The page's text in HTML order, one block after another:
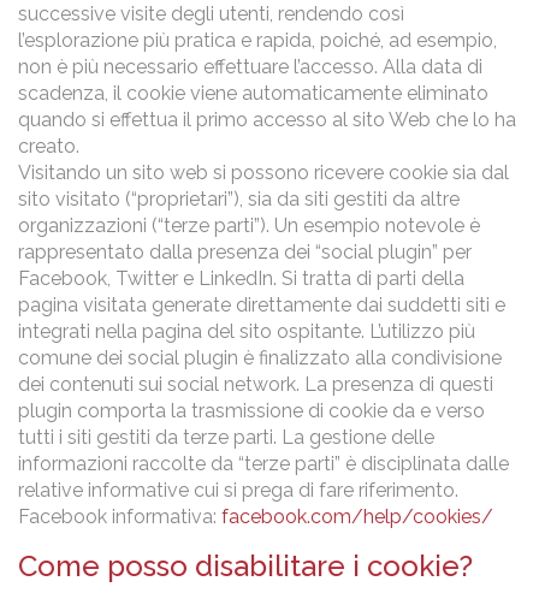
successive visite degli utenti, rendendo così
l’esplorazione più pratica e rapida, poiché, ad esempio,
non è più necessario effettuare l’accesso. Alla data di
scadenza, il cookie viene automaticamente eliminato
quando si effettua il primo accesso al sito Web che lo ha
creato.
Visitando un sito web si possono ricevere cookie sia dal
sito visitato (“proprietari”), sia da siti gestiti da altre
organizzazioni (“terze parti”). Un esempio notevole è
rappresentato dalla presenza dei “social plugin” per
Facebook, Twitter e LinkedIn. Si tratta di parti della
pagina visitata generate direttamente dai suddetti siti e
integrati nella pagina del sito ospitante. L’utilizzo più
comune dei social plugin è finalizzato alla condivisione
dei contenuti sui social network. La presenza di questi
plugin comporta la trasmissione di cookie da e verso
tutti i siti gestiti da terze parti. La gestione delle
informazioni raccolte da “terze parti” è disciplinata dalle
relative informative cui si prega di fare riferimento.
Facebook informativa: facebook.com/help/cookies/
Come posso disabilitare i cookie?